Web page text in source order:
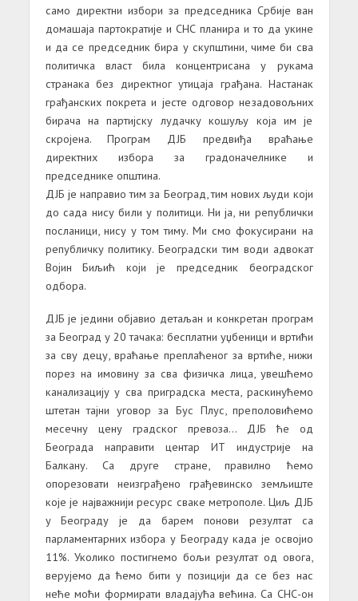
само директни избори за председника Србије ван
домашаја партократије и СНС планира и то да укине
и да се председник бира у скупштини, чиме би сва
политичка власт била концентрисана у рукама
странака без директног утицаја грађана. Настанак
грађанских покрета и јесте одговор незадовољних
бирача на партијску лудачку кошуљу која им је
скројена. Програм ДЈБ предвиђа враћање
директних избора за градоначелнике и
председнике општина.
ДЈБ је направио тим за Београд, тим нових људи који
до сада нису били у политици. Ни ја, ни републички
посланици, нису у том тиму. Ми смо фокусирани на
републичку политику. Београдски тим води адвокат
Војин Биљић који је председник београдског
одбора.
ДЈБ је једини објавио детаљан и конкретан програм
за Београд у 20 тачака: бесплатни уџбеници и вртићи
за сву децу, враћање преплаћеног за вртиће, нижи
порез на имовину за сва физичка лица, увешћемо
канализацију у сва приградска места, раскинућемо
штетан тајни уговор за Бус Плус, преполовићемо
месечну цену градског превоза… ДЈБ ће од
Београда направити центар ИТ индустрије на
Балкану. Са друге стране, правилно ћемо
опорезовати неизграђено грађевинско земљиште
које је најважнији ресурс сваке метрополе. Циљ ДЈБ
у Београду је да барем понови резултат са
парламентарних избора у Београду када је освојио
11%. Уколико постигнемо бољи резултат од овога,
верујемо да ћемо бити у позицији да се без нас
неће моћи формирати владајућа већина. Са СНС-он